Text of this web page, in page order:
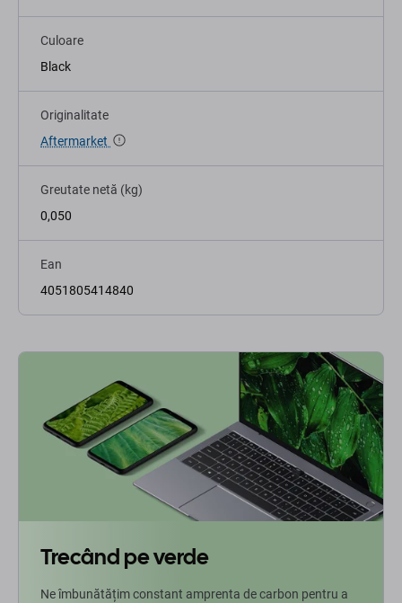
Culoare
Black
Originalitate
Aftermarket
Greutate netă (kg)
0,050
Ean
4051805414840
Trecând pe verde
Ne îmbunătățim constant amprenta de carbon pentru a